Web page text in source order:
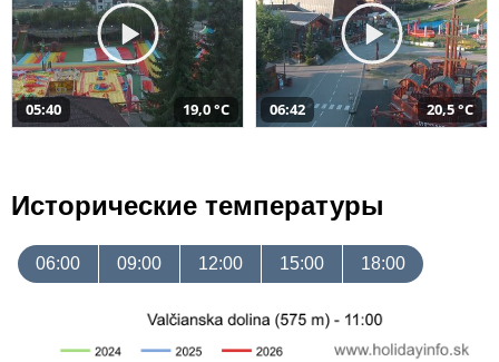
05:40 19,0 °C 06:42 20,5 °C
Исторические температуры
06:00 09:00 12:00 15:00 18:00